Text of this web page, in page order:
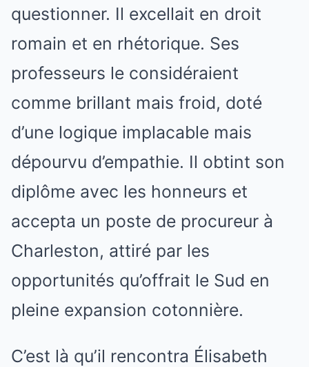
questionner. Il excellait en droit
romain et en rhétorique. Ses
professeurs le considéraient
comme brillant mais froid, doté
d’une logique implacable mais
dépourvu d’empathie. Il obtint son
diplôme avec les honneurs et
accepta un poste de procureur à
Charleston, attiré par les
opportunités qu’offrait le Sud en
pleine expansion cotonnière.
C’est là qu’il rencontra Élisabeth